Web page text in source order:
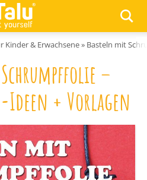
Kinder & Erwachsene» Basteln mit
–
+ Vorlagen